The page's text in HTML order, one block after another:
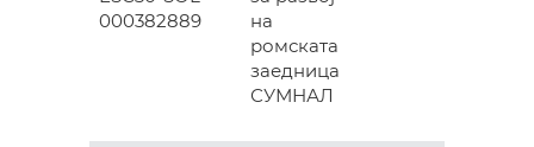
000382889
на
ромската
заедница
СУМНАЛ